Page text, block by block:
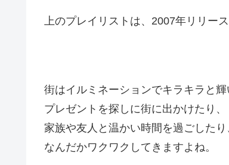
上のプレイリストは、2007年リリー
街はイルミネーションでキラキラと輝
プレゼントを探しに街に出かけたり、
家族や友人と温かい時間を過ごしたり
なんだかワクワクしてきますよね。